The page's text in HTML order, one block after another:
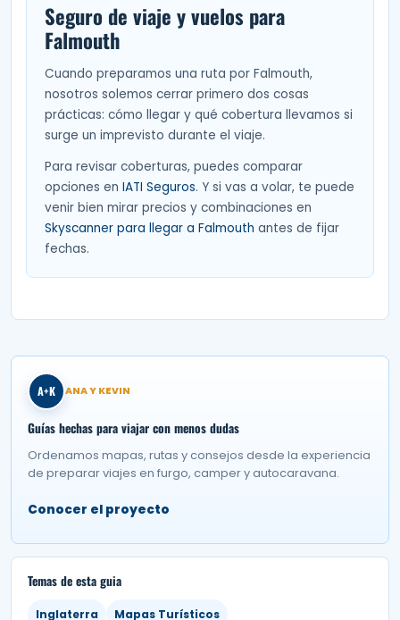
Seguro de viaje y vuelos para
Falmouth
Cuando preparamos una ruta por Falmouth,
nosotros solemos cerrar primero dos cosas
prácticas: cómo llegar y qué cobertura llevamos si
surge un imprevisto durante el viaje.
Para revisar coberturas, puedes comparar
opciones en IATI Seguros. Y si vas a volar, te puede
venir bien mirar precios y combinaciones en
Skyscanner para llegar a Falmouth antes de fijar
fechas.
A+K ANA Y KEVIN
Guías hechas para viajar con menos dudas
Ordenamos mapas, rutas y consejos desde la experiencia
de preparar viajes en furgo, camper y autocaravana.
Conocer el proyecto
Temas de esta guia
Inglaterra Mapas Turísticos